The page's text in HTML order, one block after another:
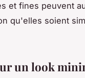
et fines peuvent
qu'elles soient
un look